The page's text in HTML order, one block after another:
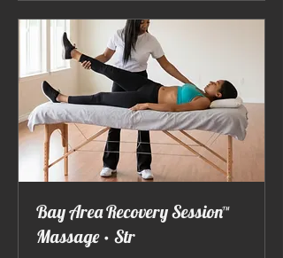
Bay Area Recovery Session™
Massage • Str